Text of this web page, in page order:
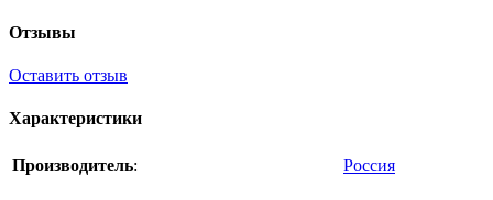
Отзывы
Оставить отзыв
Характеристики
Производитель: Россия